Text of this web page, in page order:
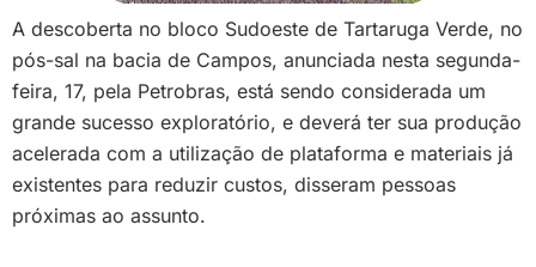
A descoberta no bloco Sudoeste de Tartaruga Verde, no
pós-sal na bacia de Campos, anunciada nesta segunda-
feira, 17, pela Petrobras, está sendo considerada um
grande sucesso exploratório, e deverá ter sua produção
acelerada com a utilização de plataforma e materiais já
existentes para reduzir custos, disseram pessoas
próximas ao assunto.